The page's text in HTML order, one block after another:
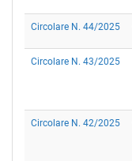
Circolare N. 44/2025
Circolare N. 43/2025
Circolare N. 42/2025